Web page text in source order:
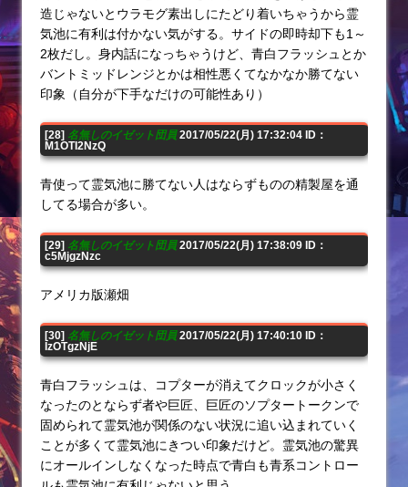
造じゃないとウラモグ素出しにたどり着いちゃうから霊
気池に有利は付かない気がする。サイドの即時却下も1～
2枚だし。身内話になっちゃうけど、青白フラッシュとか
バントミッドレンジとかは相性悪くてなかなか勝てない
印象（自分が下手なだけの可能性あり）
[28] 名無しのイゼット団員2017/05/22(月) 17:32:04 ID：
M1OTI2NzQ
青使って霊気池に勝てない人はならずものの精製屋を通
してる場合が多い。
[29] 名無しのイゼット団員2017/05/22(月) 17:38:09 ID：
c5MjgzNzc
アメリカ版瀬畑
[30] 名無しのイゼット団員2017/05/22(月) 17:40:10 ID：
IzOTgzNjE
青白フラッシュは、コプターが消えてクロックが小さく
なったのとならず者や巨匠、巨匠のソプタートークンで
固められて霊気池が関係のない状況に追い込まれていく
ことが多くて霊気池にきつい印象だけど。霊気池の驚異
にオールインしなくなった時点で青白も青系コントロー